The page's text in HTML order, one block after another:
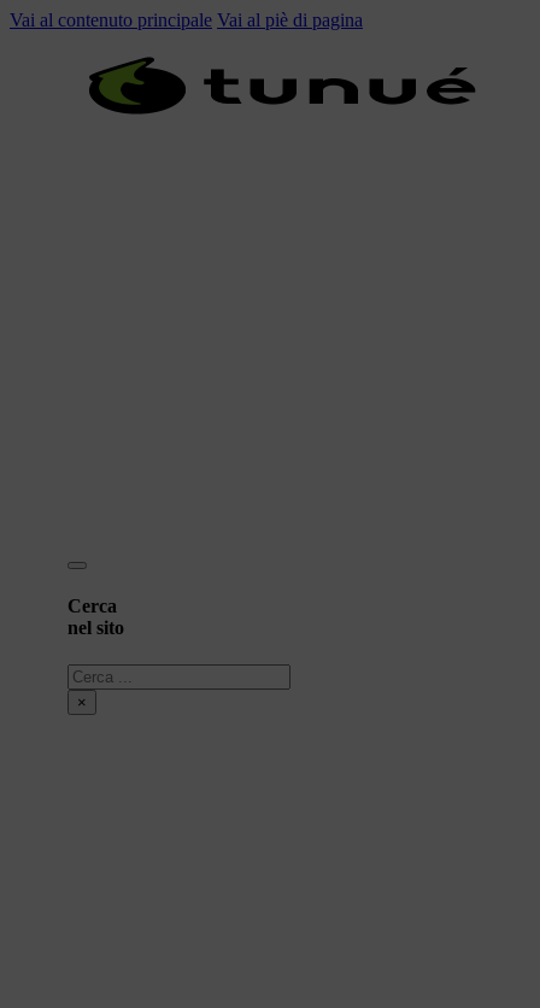
Vai al contenuto principale Vai al piè di pagina
Cerca
nel sito
Cerca
×